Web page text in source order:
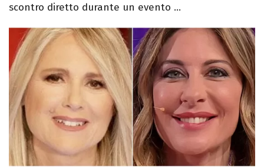
scontro diretto durante un evento ...